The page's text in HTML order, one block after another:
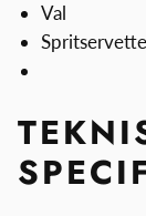
Val